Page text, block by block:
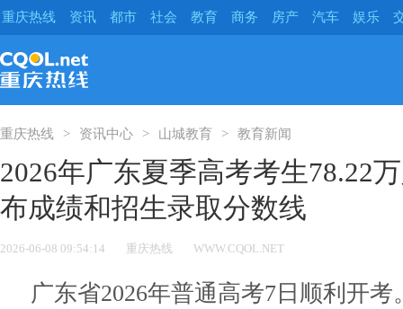
重庆热线 资讯 都市 社会 教育 商务 房产 汽车 娱乐
重庆热线 资讯中心 山城教育 教育新闻
2026年广东夏季高考考生78.22
布成绩和招生录取分数线
2026-06-08 09:54:14 重庆热线 WWW.CQOL.NET
广东省2026年普通高考7日顺利开